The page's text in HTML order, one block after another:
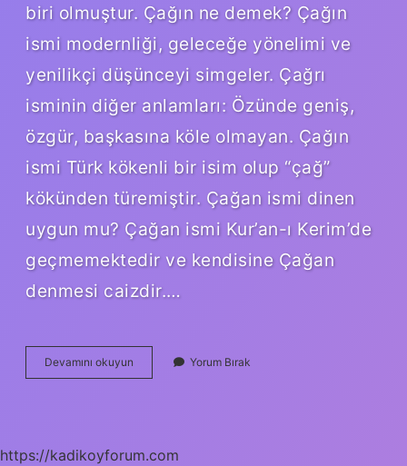
biri olmuştur. Çağın ne demek? Çağın
ismi modernliği, geleceğe yönelimi ve
yenilikçi düşünceyi simgeler. Çağrı
isminin diğer anlamları: Özünde geniş,
özgür, başkasına köle olmayan. Çağın
ismi Türk kökenli bir isim olup “çağ”
kökünden türemiştir. Çağan ismi dinen
uygun mu? Çağan ismi Kur’an-ı Kerim’de
geçmemektedir ve kendisine Çağan
denmesi caizdir.…
Devamını okuyun
Kürtçe
Yorum Bırak
https://kadikoyforum.com